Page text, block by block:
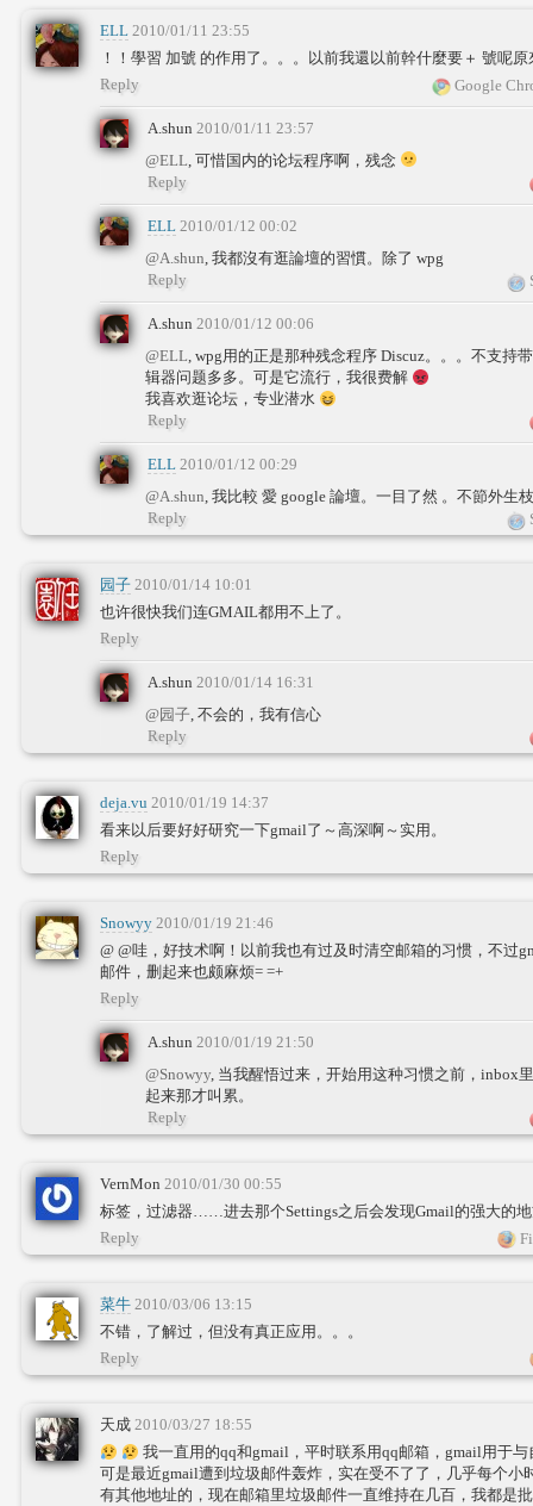
ELL 2010/01/11 23:55
！！學習 加號 的作用了。。。以前我還以前幹什麼要＋ 號呢
Google
Reply
A.shun 2010/01/11 23:57
@ELL, 可惜国内的论坛程序啊，残念
Reply
ELL 2010/01/12 00:02
@A.shun, 我都沒有逛論壇的習慣。除了 wpg
Reply
A.shun 2010/01/12 00:06
@ELL, wpg用的正是那种残念程序 Discuz。。。不支持
辑器问题多多。可是它流行，我很费解
我喜欢逛论坛，专业潜水
Reply
ELL 2010/01/12 00:29
@A.shun, 我比較 愛 google 論壇。一目了然 。不節外生枝
Reply
园子 2010/01/14 10:01
也许很快我们连GMAIL都用不上了。
Reply
A.shun 2010/01/14 16:31
@园子, 不会的，我有信心
Reply
deja.vu 2010/01/19 14:37
看来以后要好好研究一下gmail了～高深啊～实用。
Reply
Snowyy 2010/01/19 21:46
@ @哇，好技术啊！以前我也有过及时清空邮箱的习惯，不过
邮件，删起来也颇麻烦= =+
Reply
A.shun 2010/01/19 21:50
@Snowyy, 当我醒悟过来，开始用这种习惯之前，inbox
起来那才叫累。
Reply
VernMon 2010/01/30 00:55
标签，过滤器……进去那个Settings之后会发现Gmail的强大的
Reply
菜牛 2010/03/06 13:15
不错，了解过，但没有真正应用。。。
Reply
天成 2010/03/27 18:55
我一直用的qq和gmail，平时联系用qq邮箱，gmail用于
可是最近gmail遭到垃圾邮件轰炸，实在受不了了，几乎每个小
有其他地址的，现在邮箱里垃圾邮件一直维持在几百，我都是